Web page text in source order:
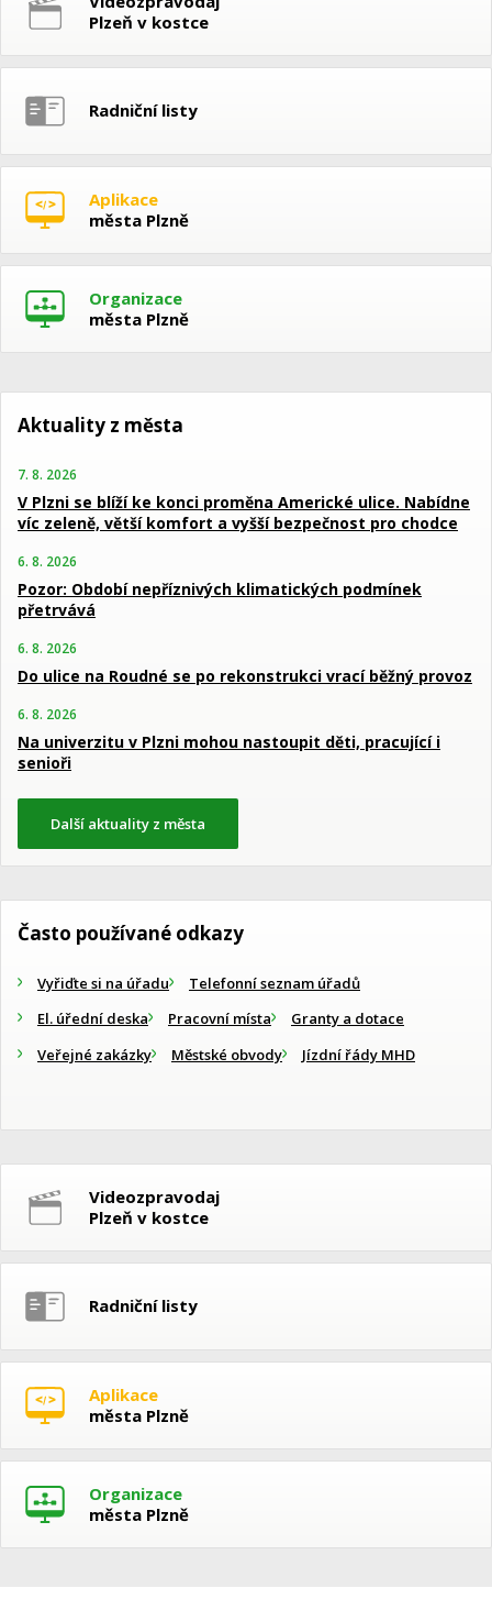
Plzeň v kostce
Radniční listy
Aplikace
města Plzně
Organizace
města Plzně
Aktuality z města
7. 8. 2026
V Plzni se blíží ke konci proměna Americké ulice. Nabídne
víc zeleně, větší komfort a vyšší bezpečnost pro chodce
6. 8. 2026
Pozor: Období nepříznivých klimatických podmínek
přetrvává
6. 8. 2026
Do ulice na Roudné se po rekonstrukci vrací běžný provoz
6. 8. 2026
Na univerzitu v Plzni mohou nastoupit děti, pracující i
senioři
Další aktuality z města
Často používané odkazy
Vyřiďte si na úřadu
Telefonní seznam úřadů
El. úřední deska
Pracovní místa
Granty a dotace
Veřejné zakázky
Městské obvody Jízdní řády MHD
Videozpravodaj
Plzeň v kostce
Radniční listy
Aplikace
města Plzně
Organizace
města Plzně